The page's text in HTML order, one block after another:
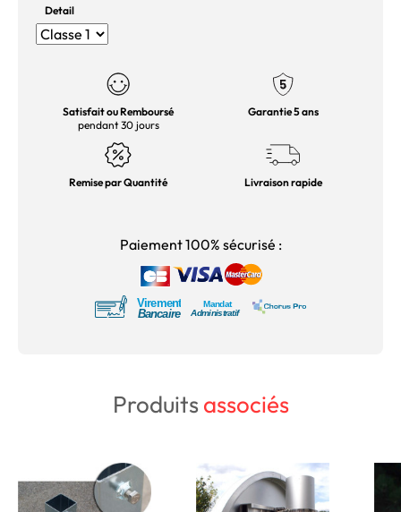
Detail
Satisfait ou Remboursé
pendant 30 jours
Garantie 5 ans
Remise par Quantité Livraison rapide
Paiement 100% sécurisé :
Produitsassociés